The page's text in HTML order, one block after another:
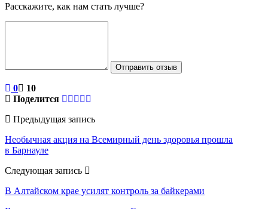
Расскажите, как нам стать лучше?
Отправить отзыв
0
10
Поделится
Предыдущая запись
Необычная акция на Всемирный день здоровья прошла
в Барнауле
Следующая запись
В Алтайском крае усилят контроль за байкерами